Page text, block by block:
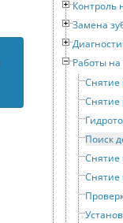
Контроль
Замена
Работы
Снятие
Снятие
Поиск
Снятие
Снятие